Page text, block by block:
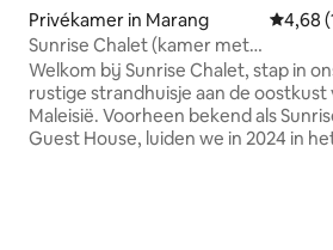
Privékamer in Marang
4,68
Sunrise Chalet (kamer met
tweepersoonsbed)
Welkom bij Sunrise Chalet, stap in
rustige strandhuisje aan de oostkust
Maleisië. Voorheen bekend als
Guest House, luiden we in 2024 in